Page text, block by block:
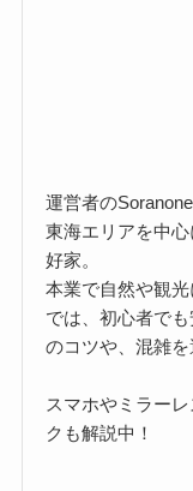
運営者のSoranone
東海エリアを中
好家。
本業で自然や観
では、初心者で
のコツや、混雑を
スマホやミラー
クも解説中！